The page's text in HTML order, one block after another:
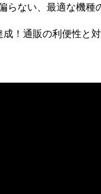
らない、最適な機種
成！通販の利便性と